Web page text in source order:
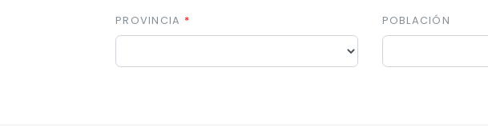
PROVINCIA POBLACIÓN